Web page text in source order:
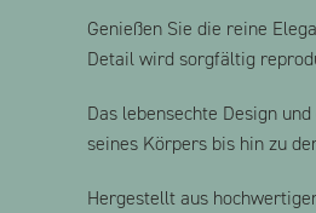
Genießen Sie die reine
Detail wird sorgfältig
Das lebensechte Design
seines Körpers bis hin zu
Hergestellt aus